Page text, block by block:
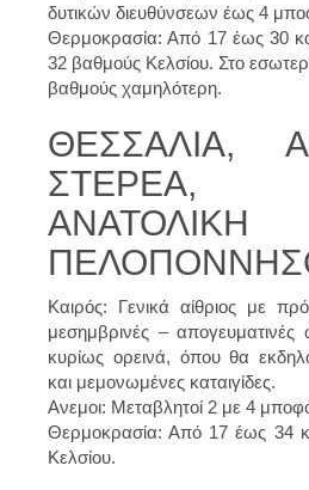
δυτικών διευθύνσεων έως 4
Θερμοκρασία: Από 17 έως 30
32 βαθμούς Κελσίου. Στο
βαθμούς χαμηλότερη.
ΘΕΣΣΑΛΙΑ,
ΣΤΕΡΕΑ,
ΑΝΑΤΟΛΙΚΗ
Καιρός: Γενικά αίθριος με
μεσημβρινές – απογευματινές
κυρίως ορεινά, όπου θα
και μεμονωμένες καταιγίδες.
Ανεμοι: Μεταβλητοί 2 με 4
Θερμοκρασία: Από 17 έως 34
Κελσίου.